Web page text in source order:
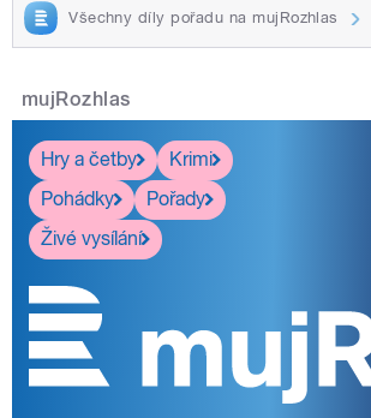
Všechny díly pořadu na mujRozhlas
mujRozhlas
Hry a četby
Krimi
Pohádky
Pořady
Živé vysílání